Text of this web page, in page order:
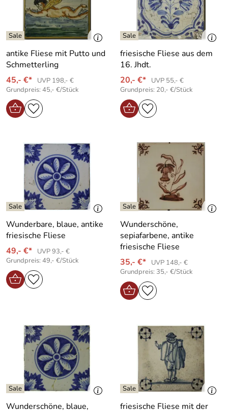
antike Fliese mit Putto und
Schmetterling
45,- €*
UVP 198,- €
Grundpreis: 45,- €/Stück
friesische Fliese aus dem
16. Jhdt.
20,- €*
UVP 55,- €
Grundpreis: 20,- €/Stück
Wunderbare, blaue, antike
friesische Fliese
49,- €*
UVP 93,- €
Grundpreis: 49,- €/Stück
Wunderschöne,
sepiafarbene, antike
friesische Fliese
35,- €*
UVP 148,- €
Grundpreis: 35,- €/Stück
Wunderschöne, blaue,
friesische Fliese mit der